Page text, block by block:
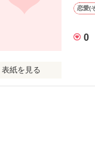
恋愛(
0
表紙を見る